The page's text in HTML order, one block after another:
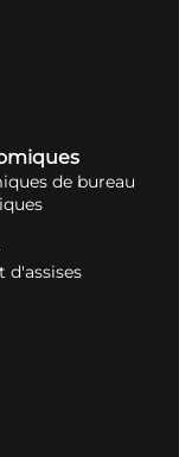
de bureau
d'assises